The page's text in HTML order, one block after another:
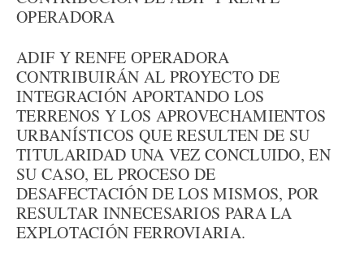
OPERADORA
ADIF Y RENFE OPERADORA
CONTRIBUIRÁN AL PROYECTO DE
INTEGRACIÓN APORTANDO LOS
TERRENOS Y LOS APROVECHAMIENTOS
URBANÍSTICOS QUE RESULTEN DE SU
TITULARIDAD UNA VEZ CONCLUIDO, EN
SU CASO, EL PROCESO DE
DESAFECTACIÓN DE LOS MISMOS, POR
RESULTAR INNECESARIOS PARA LA
EXPLOTACIÓN FERROVIARIA.